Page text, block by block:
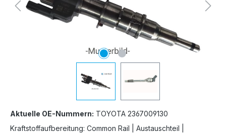
Aktuelle OE-Nummern: TOYOTA 2367009130
Kraftstoffaufbereitung: Common Rail | Austauschteil |